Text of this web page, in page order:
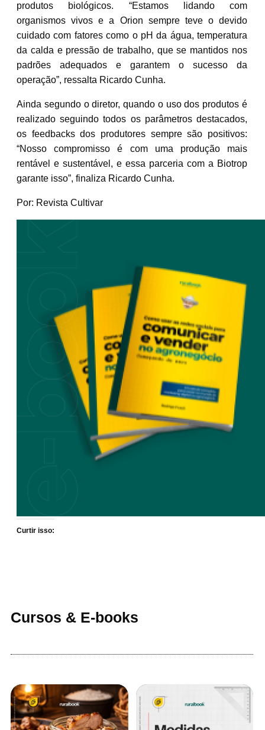
produtos biológicos. “Estamos lidando com
organismos vivos e a Orion sempre teve o devido
cuidado com fatores como o pH da água, temperatura
da calda e pressão de trabalho, que se mantidos nos
padrões adequados e garantem o sucesso da
operação”, ressalta Ricardo Cunha.
Ainda segundo o diretor, quando o uso dos produtos é
realizado seguindo todos os parâmetros destacados,
os feedbacks dos produtores sempre são positivos:
“Nosso compromisso é com uma produção mais
rentável e sustentável, e essa parceria com a Biotrop
garante isso”, finaliza Ricardo Cunha.
Por: Revista Cultivar
Curtir isso:
Cursos & E-books